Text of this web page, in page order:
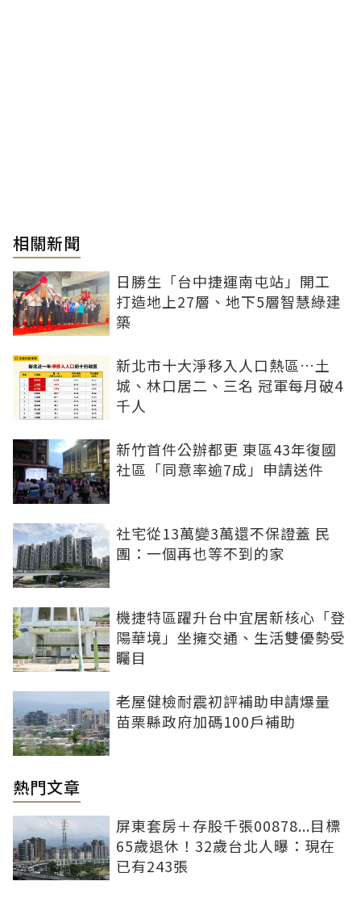
相關新聞
日勝生「台中捷運南屯站」開工
打造地上27層、地下5層智慧綠建
築
新北市十大淨移入人口熱區…土
城、林口居二、三名 冠軍每月破4
千人
新竹首件公辦都更 東區43年復國
社區「同意率逾7成」申請送件
社宅從13萬變3萬還不保證蓋 民
團：一個再也等不到的家
機捷特區躍升台中宜居新核心「登
陽華境」坐擁交通、生活雙優勢受
矚目
老屋健檢耐震初評補助申請爆量
苗栗縣政府加碼100戶補助
熱門文章
屏東套房＋存股千張00878...目標
65歲退休！32歲台北人曝：現在
已有243張